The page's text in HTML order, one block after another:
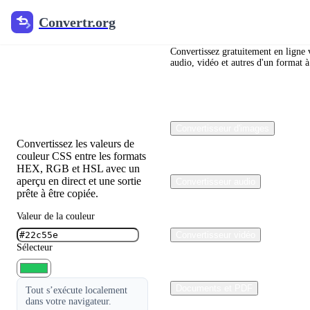
Convertr.org
Convertisseur
Convertissez les valeurs de
couleur CSS entre les formats
HEX, RGB et HSL avec un
aperçu en direct et une sortie
prête à être copiée.
Valeur de la couleur
Sélecteur
Tout s’exécute localement
dans votre navigateur.
Convertissez gratuitement en ligne
audio, vidéo et autres d'un format